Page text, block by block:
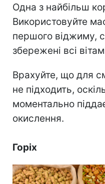
Одна з найбільш
Використовуйте
першого віджиму,
збережені всі
Врахуйте, що для
не підходить,
моментально
окислення.
Горіх